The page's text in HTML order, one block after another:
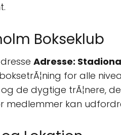
Bokseklub
Adresse:
for alle
og de dygtige trÃ¦nere,
medlemmer kan